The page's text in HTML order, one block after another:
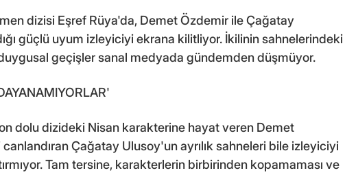
dizisi Eşref Rüya'da, Demet Özdemir ile Çağatay
güçlü uyum izleyiciyi ekrana kilitliyor. İkilinin sahnelerindeki
geçişler sanal medyada gündemden düşmüyor.
dolu dizideki Nisan karakterine hayat veren Demet
Çağatay Ulusoy'un ayrılık sahneleri bile izleyiciyi
Tam tersine, karakterlerin birbirinden kopamaması ve